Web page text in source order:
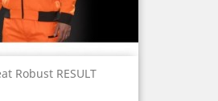
Robust RESULT